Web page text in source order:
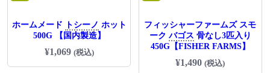
ホームメード トシーノ ホット
500G 【国内製造】
¥1,069 (税込)
フィッシャーファームズ スモ
ーク バゴス 骨なし3匹入り
450G【FISHER FARMS】
¥1,490 (税込)